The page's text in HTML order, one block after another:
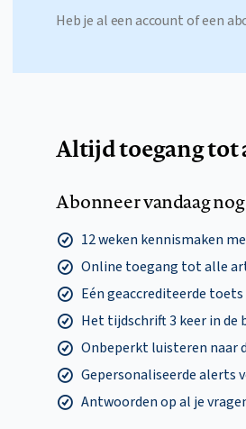
Heb je al een account of een
Altijd toegang tot
Abonneer vandaag
12 weken kennismaken
Online toegang tot alle
Eén geaccrediteerde
Het tijdschrift 3 keer in de
Onbeperkt luisteren naar
Gepersonaliseerde alerts
Antwoorden op al je